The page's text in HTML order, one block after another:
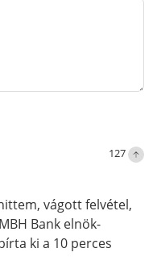
127
vágott felvétel,
Bank elnök-
ki a 10 perces